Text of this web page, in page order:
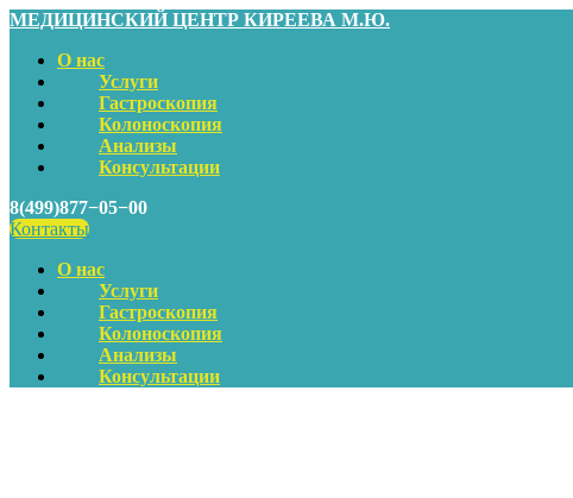
МЕДИЦИНСКИЙ ЦЕНТР КИРЕЕВА М.Ю.
О нас
Услуги
Гастроскопия
Колоноскопия
Анализы
Консультации
8(499)877−05−00
Контакты
О нас
Услуги
Гастроскопия
Колоноскопия
Анализы
Консультации